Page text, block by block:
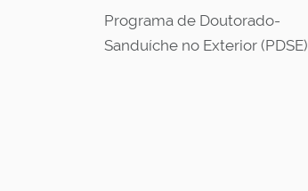
Programa de Doutorado-
Sanduíche no Exterior (PDSE)